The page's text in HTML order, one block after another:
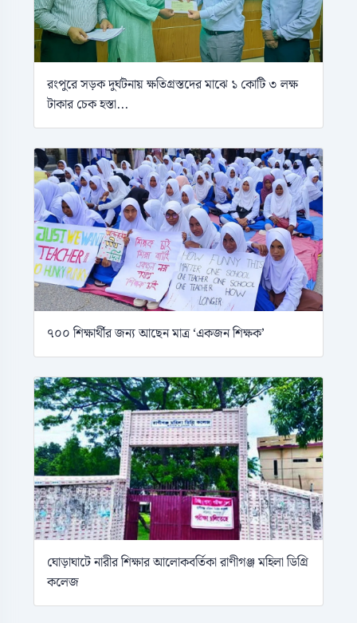
রংপুরে সড়ক দুর্ঘটনায় ক্ষতিগ্রস্তদের মাঝে ১ কোটি ৩ লক্ষ
টাকার চেক হস্তা...
৭০০ শিক্ষার্থীর জন্য আছেন মাত্র ‘একজন শিক্ষক’
ঘোড়াঘাটে নারীর শিক্ষার আলোকবর্তিকা রাণীগঞ্জ মহিলা ডিগ্রি
কলেজ